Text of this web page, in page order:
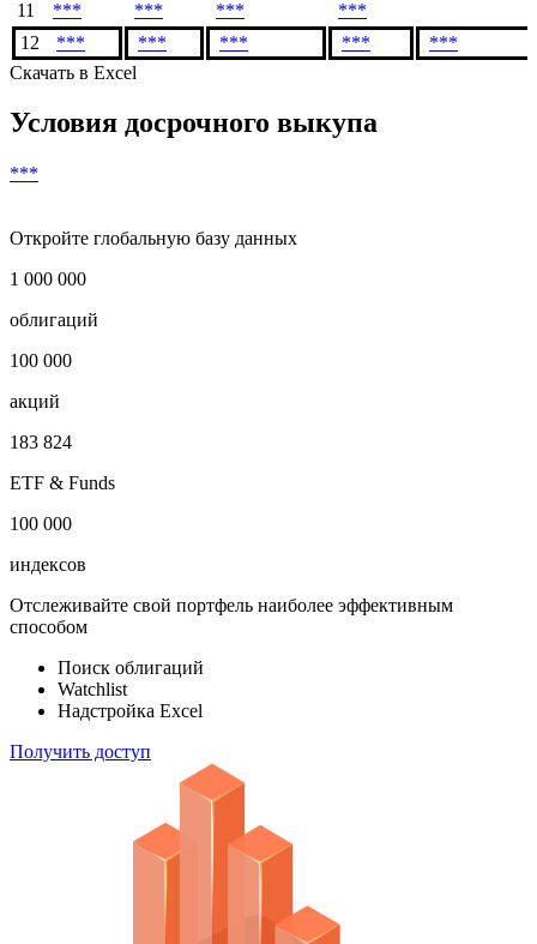
Показать предыдущие
9
*** *** ***
***
10
*** *** ***
***
12
*** *** *** ***
Откройте глобальную базу данных
1 000 000
облигаций
100 000
акций
183 824
ETF & Funds
100 000
Отслеживайте свой портфель наиболее эффективным
способом
Поиск облигаций
Надстройка Excel
Получить доступ